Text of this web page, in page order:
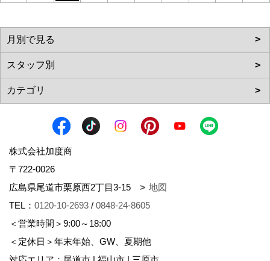
株式会社加度商
〒722-0026
広島県尾道市栗原西2丁目3-15
地図
TEL： 0120-10-2693 / 0848-24-8605
＜営業時間＞9:00～18:00
＜定休日＞年末年始、GW、夏期他